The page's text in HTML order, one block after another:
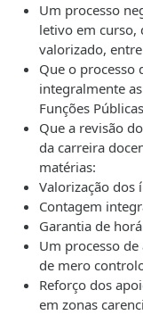
Um processo
letivo em curso,
valorizado,
Que o processo
integralmente
Funções
Que a revisão
da carreira
matérias:
Valorização dos
Contagem
Garantia de
Um processo
de mero
Reforço dos
em zonas